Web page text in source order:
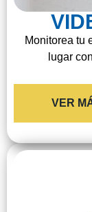
Monitorea tu
lugar
VER